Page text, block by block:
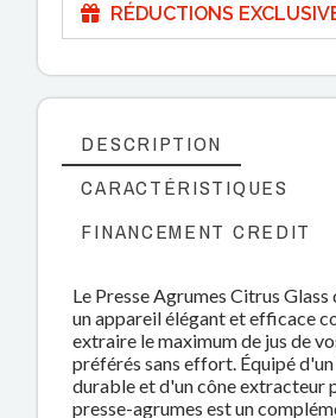
RÉDUCTIONS
DESCRIPTION
CARACTÉRISTIQUES
FINANCEMENT CREDIT
Le Presse Agrumes Citrus Glass
un appareil élégant et efficace
extraire le maximum de jus de
préférés sans effort. Équipé
durable et d'un cône extracteur
presse-agrumes est un